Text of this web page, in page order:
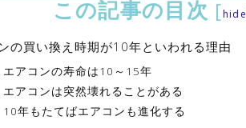
この記事の目次 [hide
の買い換え時期が10年といわれる理由
エアコンの寿命は10～15年
エアコンは突然壊れることがある
10年もたてばエアコンも進化する